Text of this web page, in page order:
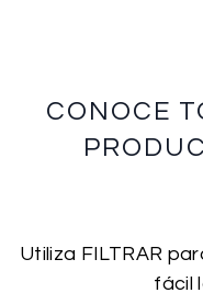
CONOCE
Utiliza FILTRAR
fácil